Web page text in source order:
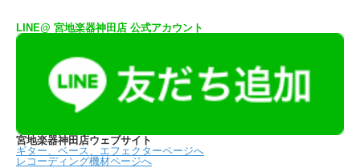
LINE@ 宮地楽器神田店 公式アカウント
宮地楽器神田店ウェブサイト
ギター、ベース、エフェクターページへ
レコーディング機材ページへ